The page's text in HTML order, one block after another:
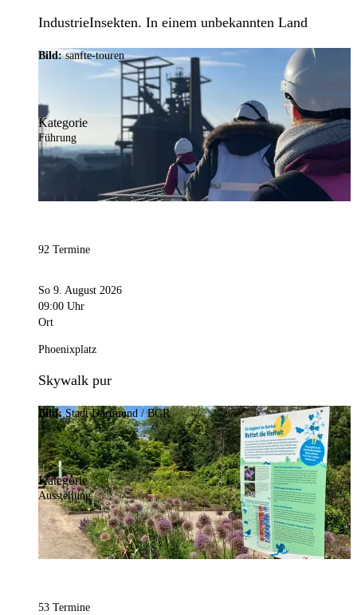
IndustrieInsekten. In einem unbekannten Land
Bild:sanfte-touren
Kategorie
Führung
92 Termine
So 9. August 2026
09:00 Uhr
Ort
Phoenixplatz
Skywalk pur
Bild: Stadt Dortmund / BGR
Kategorie
Ausstellung
53 Termine